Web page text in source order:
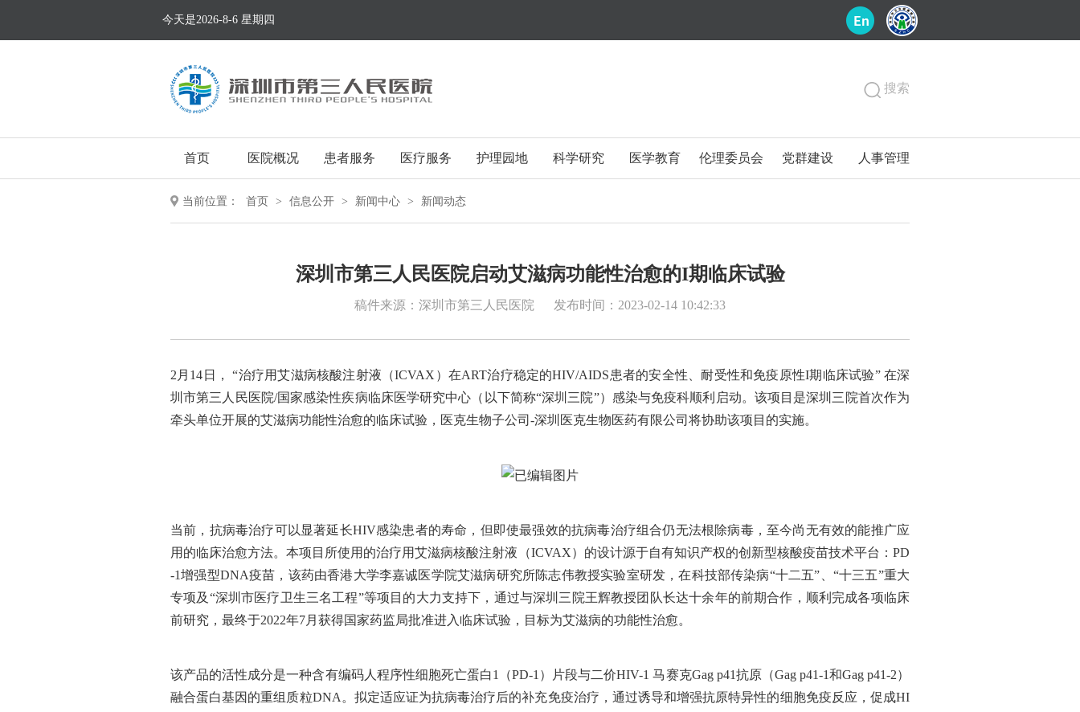
今天是2026-8-6 星期四
搜索
首页 医院概况 患者服务 医疗服务 护理园地 科学研究 医学教育 伦理委员会 党群建设 人事管理
当前位置： 首页 > 信息公开 > 新闻中心 > 新闻动态
深圳市第三人民医院启动艾滋病功能性治愈的I期临床试验
稿件来源：深圳市第三人民医院 发布时间：2023-02-14 10:42:33
2月14日， “治疗用艾滋病核酸注射液（ICVAX）在ART治疗稳定的HIV/AIDS患者的安全性、耐受性和免疫原性I期临床试验” 在深
圳市第三人民医院/国家感染性疾病临床医学研究中心（以下简称“深圳三院”）感染与免疫科顺利启动。该项目是深圳三院首次作为
牵头单位开展的艾滋病功能性治愈的临床试验，医克生物子公司-深圳医克生物医药有限公司将协助该项目的实施。
当前，抗病毒治疗可以显著延长HIV感染患者的寿命，但即使最强效的抗病毒治疗组合仍无法根除病毒，至今尚无有效的能推广应
用的临床治愈方法。本项目所使用的治疗用艾滋病核酸注射液（ICVAX）的设计源于自有知识产权的创新型核酸疫苗技术平台：PD
-1增强型DNA疫苗，该药由香港大学李嘉诚医学院艾滋病研究所陈志伟教授实验室研发，在科技部传染病“十二五”、“十三五”重大
专项及“深圳市医疗卫生三名工程”等项目的大力支持下，通过与深圳三院王辉教授团队长达十余年的前期合作，顺利完成各项临床
前研究，最终于2022年7月获得国家药监局批准进入临床试验，目标为艾滋病的功能性治愈。
该产品的活性成分是一种含有编码人程序性细胞死亡蛋白1（PD-1）片段与二价HIV-1 马赛克Gag p41抗原（Gag p41-1和Gag p41-2）
融合蛋白基因的重组质粒DNA。拟定适应证为抗病毒治疗后的补充免疫治疗，通过诱导和增强抗原特异性的细胞免疫反应，促成HI